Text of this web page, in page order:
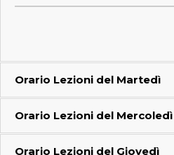
Orario Lezioni del Martedì
Orario Lezioni del Mercoledì
Orario Lezioni del Giovedì